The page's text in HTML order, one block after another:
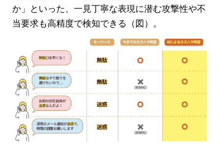
か」といった、一見丁寧な表現に潜む攻撃性や不
当要求も高精度で検知できる（図）。